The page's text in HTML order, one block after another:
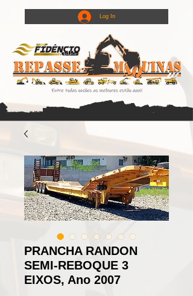
Log In
PRANCHA RANDON
SEMI-REBOQUE 3
EIXOS, Ano 2007